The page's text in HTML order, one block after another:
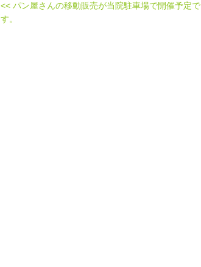
<< パン屋さんの移動販売が当院駐車場で開催予定で
す。